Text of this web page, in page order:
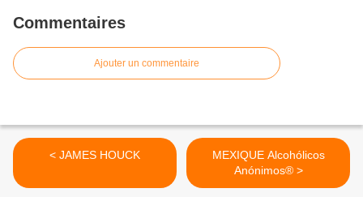
Commentaires
Ajouter un commentaire
< JAMES HOUCK
MEXIQUE Alcohólicos
Anónimos® >